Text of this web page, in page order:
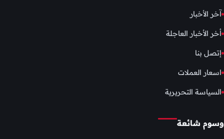
آخر الأخبار
أخر الأخبار العاجلة
إتصل بنا
اسعار العملات
السياسة التحريرية
وسوم شائعة